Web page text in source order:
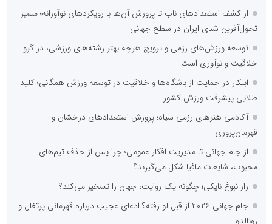
از کشف استعدادهای ناب تا پرورش آن‌ها با رویکردهای نوآورانه؛ مسیر
تحول‌آفرین شنای ایران در سطح جهانی
توسعه ورزش‌های رزمی و ترویج هرچه بهتر رشته‌های ورزشی، در گرو
خلاقیت و نوآوری است
ابتکار در حمایت از باشگاه‌ها و خلاقیت در توسعه ورزش همگانی؛ کلید
طلایی پیشرفت ورزش کشور
آکادمی هنرهای رزمی سیاه؛ پرورش استعدادهای درخشان و
قهرمان‌پروری
از جام جهانی تا مدیریت افکار عمومی؛ چرا پس از حذف تیم‌های
محبوب، شایعات مافیا شکل می‌گیرند؟
راز نبوغ نایکی؛ چگونه یک روایت، جهان را تسخیر می‌کند؟
جام جهانی ۲۰۲۶ از قبل لو رفته؟ ادعای عجیب درباره قهرمانی پرتغال و
رونالدو